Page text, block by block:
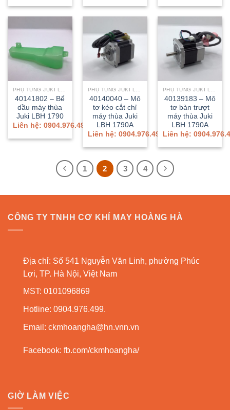
40141802 – Bể
dầu máy thùa
Juki LBH 1790
Liên hệ: 0904.976.499
40140040 – Mô
tơ kéo cắt chỉ
máy thùa Juki
LBH 1790A
Liên hệ: 0904.976.499
40139183 – Mô
tơ bàn trượt
máy thùa Juki
LBH 1790A
Liên hệ:
1 2 3 4
CÔNG TY TNHH CƠ KHÍ MAY HOÀNG HÀ
Địa chỉ: Số 541 Nguyễn Văn Linh, phường Phúc
Lợi, TP. Hà Nội, Việt Nam
MST: 0101096869
Hotline: 0904.976.499.
Email: ckmhoangha@hn.vnn.vn
Facebook: fb.com/ckmhoangha/
GIỜ LÀM VIỆC